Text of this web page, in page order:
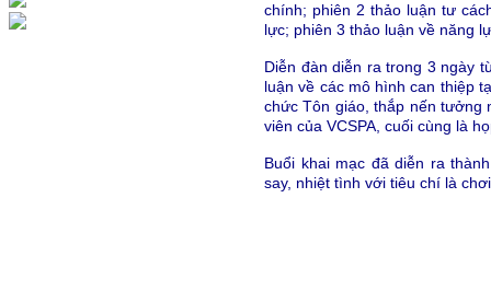
chính; phiên 2 thảo luận tư
lực; phiên 3 thảo luận về năng
Diễn đàn diễn ra trong 3 ngày
luận về các mô hình can thiệp
chức Tôn giáo, thắp nến tưởng
viên của VCSPA, cuối cùng là
Buổi khai mạc đã diễn ra
say, nhiệt tình với tiêu chí là